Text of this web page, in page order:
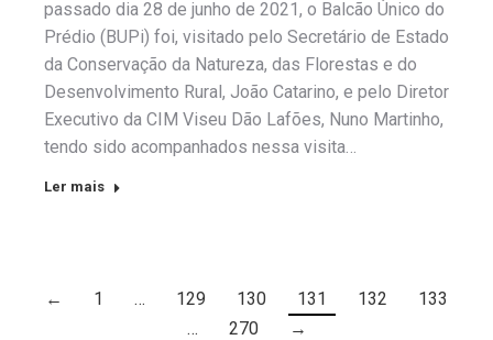
passado dia 28 de junho de 2021, o Balcão Único do
Prédio (BUPi) foi, visitado pelo Secretário de Estado
da Conservação da Natureza, das Florestas e do
Desenvolvimento Rural, João Catarino, e pelo Diretor
Executivo da CIM Viseu Dão Lafões, Nuno Martinho,
tendo sido acompanhados nessa visita…
Ler mais
← 1 … 129 130 131 132
133
…
270 →